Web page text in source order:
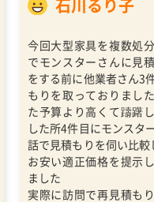
石川るり子
今回大型家具を複数処
でモンスターさんに見
をする前に他業者さん3
もりを取っておりまし
た予算より高くて躊躇
した所4件目にモンスタ
話で見積もりを伺い比
お安い適正価格を提示
ました
実際に訪問で再見積も